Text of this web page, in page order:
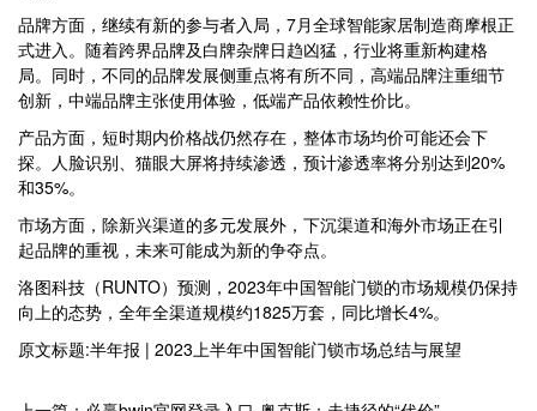
品牌方面，继续有新的参与者入局，7月全球智能家居制造商摩根正
式进入。随着跨界品牌及白牌杂牌日趋凶猛，行业将重新构建格
局。同时，不同的品牌发展侧重点将有所不同，高端品牌注重细节
创新，中端品牌主张使用体验，低端产品依赖性价比。
产品方面，短时期内价格战仍然存在，整体市场均价可能还会下
探。人脸识别、猫眼大屏将持续渗透，预计渗透率将分别达到20%
和35%。
市场方面，除新兴渠道的多元发展外，下沉渠道和海外市场正在引
起品牌的重视，未来可能成为新的争夺点。
洛图科技（RUNTO）预测，2023年中国智能门锁的市场规模仍保持
向上的态势，全年全渠道规模约1825万套，同比增长4%。
原文标题:半年报 | 2023上半年中国智能门锁市场总结与展望